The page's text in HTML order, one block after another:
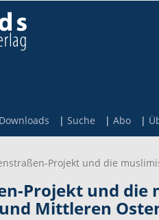
Downloads Suche Abo
Projekt und die
Projekt und die
Mittleren